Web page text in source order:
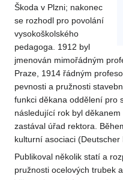
Škoda v Plzni; nakonec
se rozhodl pro povolání
vysokoškolského
pedagoga. 1912 byl
jmenován mimořádným
Praze, 1914 řádným
pevnosti a pružnosti
funkci děkana oddělení pro
následující rok byl
zastával úřad rektora.
kulturní asociaci (Deutscher
Publikoval několik statí a
pružnosti ocelových trubek